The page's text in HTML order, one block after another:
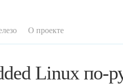
О проекте
Linux по-